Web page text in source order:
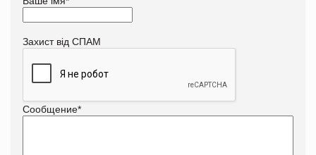
Захист від СПАМ
Сообщение*